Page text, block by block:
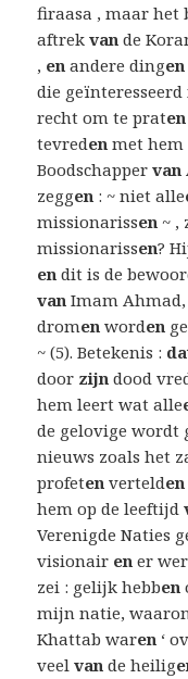
firaasa , maar het
aftrekvan de
, en andere dingen
die
recht om te praten
tevreden met hem
Boodschappervan
zeggen : ~ niet alle
missionarissen ~ ,
missionarissen?
en dit is de
van Imam
dromen worden
~ (5). Betekenis :
door zijn dood
hem leert wat alle
de gelovige wordt
nieuws zoals het
profeten vertelden
hem op de leeftijd
Verenigde Naties
visionair en er
zei : gelijk hebben
mijn natie,
Khattab waren ‘
veelvan de heilig